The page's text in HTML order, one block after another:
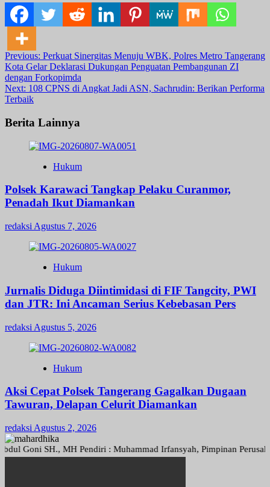
Post
navigation
Previous: Perkuat Sinergitas Menuju WBK, Polres Metro Tangerang
Kota Gelar Deklarasi Dukungan Penguatan Pembangunan ZI
dengan Forkopimda
Next: 108 CPNS di Angkat Jadi ASN, Sachrudin: Berikan Performa
Terbaik
Berita Lainnya
Hukum
Polsek Karawaci Tangkap Pelaku Curanmor,
Penadah Ikut Diamankan
redaksi Agustus 7, 2026
Hukum
Jurnalis Diduga Diintimidasi di FIF Tangcity, PWI
dan JTR: Ini Ancaman Serius Kebebasan Pers
redaksi Agustus 5, 2026
Hukum
Aksi Cepat Polsek Tangerang Gagalkan Dugaan
Tawuran, Delapan Celurit Diamankan
redaksi Agustus 2, 2026
Goni SH., MH Pendiri : Muhammad Irfansyah, Pimpinan